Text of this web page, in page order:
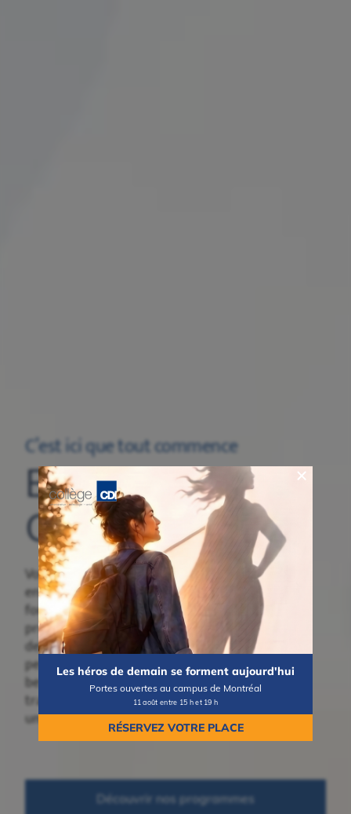
Les héros de demain se forment aujourd'hui
Portes ouvertes au campus de Montréal
11 août entre 15 h et 19 h
RÉSERVEZ VOTRE PLACE
C’est ici que tout commence
Bienvenue au
Collège CDI
Vous songez à
entreprendre une
formation collégiale ou
professionnelle? Découvrez
des programmes concrets,
pensés pour répondre aux
besoins du marché du
travail et vous mener vers
une carrière valorisante.
Découvrir nos programmes